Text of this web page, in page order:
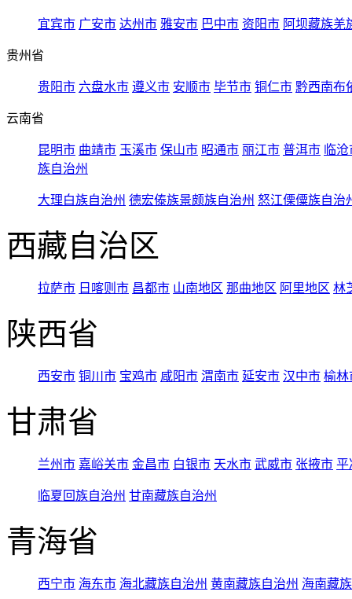
宜宾市 广安市 达州市 雅安市 巴中市 资阳市 阿坝藏族羌
贵州省
贵阳市 六盘水市 遵义市 安顺市 毕节市 铜仁市 黔西南布
云南省
昆明市 曲靖市 玉溪市 保山市 昭通市 丽江市 普洱市 临
族自治州
大理白族自治州 德宏傣族景颇族自治州 怒江傈僳族自治
西藏自治区
拉萨市 日喀则市 昌都市 山南地区 那曲地区 阿里地区 林
陕西省
西安市 铜川市 宝鸡市 咸阳市 渭南市 延安市 汉中市 榆林
甘肃省
兰州市 嘉峪关市 金昌市 白银市 天水市 武威市 张掖市 平
临夏回族自治州 甘南藏族自治州
青海省
西宁市 海东市 海北藏族自治州 黄南藏族自治州 海南藏